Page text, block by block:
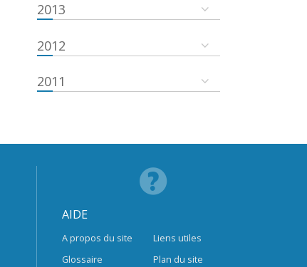
2013
2012
2011
AIDE
A propos du site
Glossaire
Liens utiles
Plan du site